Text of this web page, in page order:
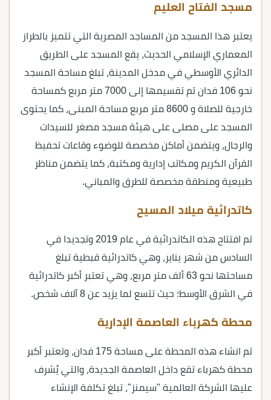
مسجد الفتاح العليم
يعتبر هذا المسجد من المساجد المصرية التي تتميز بالطراز
المعماري الإسلامي الحديث، يقع المسجد على الطريق
الدائري الأوسطي في مدخل المدينة، تبلغ مساحة المسجد
نحو 106 فدان تم تقسيمها إلى 7000 متر مربع كمساحة
خارجية للصلاة و 8600 متر مربع مساحة المبنى، كما يحتوى
المسجد على مصلى على هيئة مسجد مصغر للسيدات
والرجال، ويتضمن أماكن مخصصة للوضوء وقاعات تحفيظ
القرآن الكريم ومكاتب إدارية ومكتبة، كما يتضمن مناظر
طبيعية ومنطقة مخصصة للطرق والمباني.
كاتدرائية ميلاد المسيح
تم افتتاح هذه الكاتدرائية في عام 2019 وتجديدا في
السادس من شهر يناير، وهي كاتدرائية قبطية تبلغ
مساحتها نحو 63 ألف متر مربع، وهي تعتبر أكبر كاتدرائية
في الشرق الأوسط؛ حيث تتسع لما يزيد عن 8 آلاف شخص.
محطة كهرباء العاصمة الإدارية
تم انشاء هذه المحطة على مساحة 175 فدان، وتعتبر أكبر
محطة كهرباء تقع داخل العاصمة الجديدة، والتي يُشرف
عليها الشركة العالمية "سيمنز"، تبلغ تكلفة الإنشاء